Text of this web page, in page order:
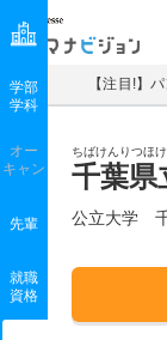
マ
【注目!】
ちばけんりつほ
千葉県
公立大学
学部
学科
オー
キャン
先輩
就職
資格